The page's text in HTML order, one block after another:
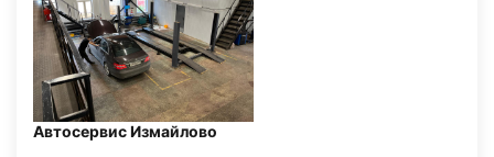
Автосервис Измайлово